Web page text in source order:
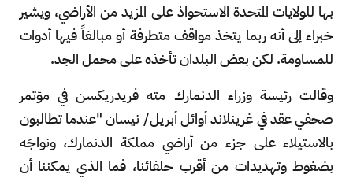
بها للولايات المتحدة الاستحواذ على المزيد من الأراضي، ويشير
خبراء إلى أنه ربما يتخذ مواقف متطرفة أو مبالغاً فيها أدوات
للمساومة. لكن بعض البلدان تأخذه على محمل الجد.
وقالت رئيسة وزراء الدنمارك مته فريدريكسن في مؤتمر
صحفي عقد في غرينلاند أوائل أبريل/ نيسان "عندما تطالبون
بالاستيلاء على جزء من أراضي مملكة الدنمارك، ونواجَه
بضغوط وتهديدات من أقرب حلفائنا، فما الذي يمكننا أن